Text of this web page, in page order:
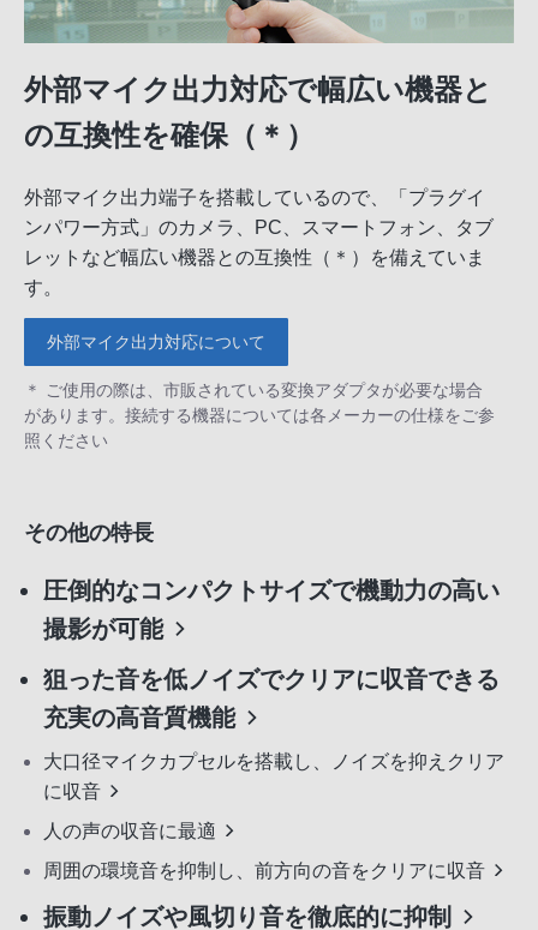
外部マイク出力対応で幅広い機器と
の互換性を確保（＊）
外部マイク出力端子を搭載しているので、「プラグイ
ンパワー方式」のカメラ、PC、スマートフォン、タブ
レットなど幅広い機器との互換性（＊）を備えていま
す。
外部マイク出力対応について
＊ ご使用の際は、市販されている変換アダプタが必要な場合
があります。接続する機器については各メーカーの仕様をご参
照ください
その他の特長
圧倒的なコンパクトサイズで機動力の高い
撮影が可能
狙った音を低ノイズでクリアに収音できる
充実の高音質機能
大口径マイクカプセルを搭載し、ノイズを抑えクリア
に収音
人の声の収音に最適
周囲の環境音を抑制し、前方向の音をクリアに収音
振動ノイズや風切り音を徹底的に抑制